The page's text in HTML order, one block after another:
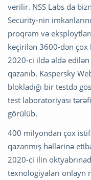
verilir. NSS Labs da
Security-nin
proqram və
keçirilən 3600-dən
2020-ci ildə əldə
qazanıb. Kaspersky
blokladığı bir testdə
test laboratoriyası
görülüb.
400 milyondan çox
qazanmış həllərinə
2020-ci ilin
texnologiyaları onlayn